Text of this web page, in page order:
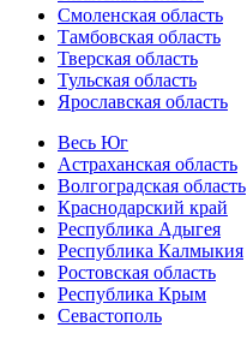
Смоленская область
Тамбовская область
Тверская область
Тульская область
Ярославская область
Весь Юг
Астраханская область
Волгоградская область
Краснодарский край
Республика Адыгея
Республика Калмыкия
Ростовская область
Республика Крым
Севастополь